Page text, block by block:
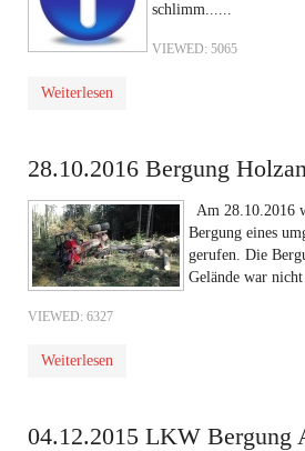
schlimm......
VIEWED: 5065
Weiterlesen
28.10.2016 Bergung
Am 28.10.2016
Bergung eines
gerufen. Die
Gelände war
VIEWED: 6327
Weiterlesen
04.12.2015 LKW Bergung